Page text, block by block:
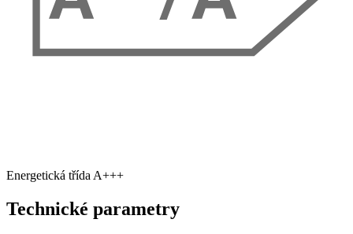
Energetická třída A+++
Technické parametry